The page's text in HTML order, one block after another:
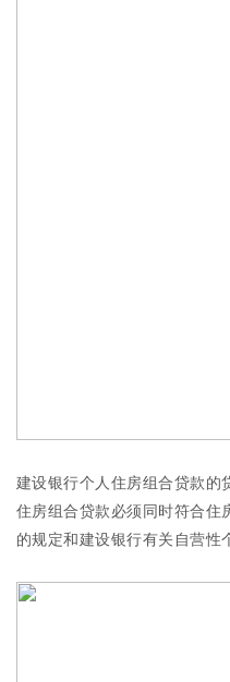
建设银行个人住房组合贷款的
住房组合贷款必须同时符合住
的规定和建设银行有关自营性